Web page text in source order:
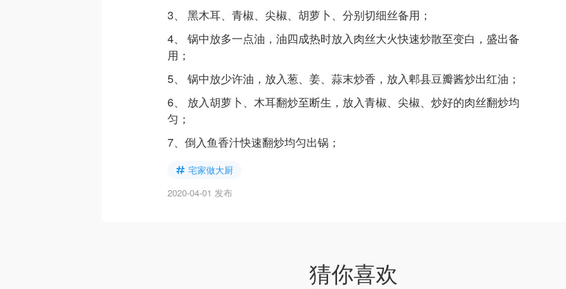
3、 黑木耳、青椒、尖椒、胡萝卜、分别切细丝备用；
4、 锅中放多一点油，油四成热时放入肉丝大火快速炒散至变白，盛出备
用；
5、 锅中放少许油，放入葱、姜、蒜末炒香，放入郫县豆瓣酱炒出红油；
6、 放入胡萝卜、木耳翻炒至断生，放入青椒、尖椒、炒好的肉丝翻炒均
匀；
7、倒入鱼香汁快速翻炒均匀出锅；
宅家做大厨
2020-04-01 发布
猜你喜欢